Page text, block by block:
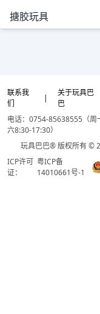
搪胶玩具
联系我
们
|
关于玩具巴
巴
电话：0754-85638555（周
六8:30-17:30）
玩具巴巴® 版权所有 ©
ICP许可
证：
粤ICP备
14010661号-1